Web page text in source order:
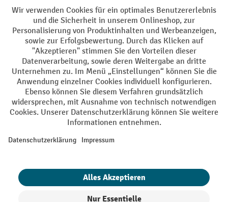
Impressum Datenschutz
Barrierefreiheit Privacy Settings
Alle Preise exkl. gesetzl. Mehrwertsteuer zzgl.Versandkostenund ggf.
Nachnahmegebühren, wenn nicht anders angegeben.
¹ Der Rabatt gilt so lange der Vorrat reicht. Der Rabatt gilt nicht auf
oder Gutscheinen ist nicht möglich. | ² Der Rabatt wird einmalig bei
eingelöst werden. Die Höhe des Rabatts variiert je nach
Produktkategorie und beträgt bis zu 10 % (10 % auf Lager, Umwelt,